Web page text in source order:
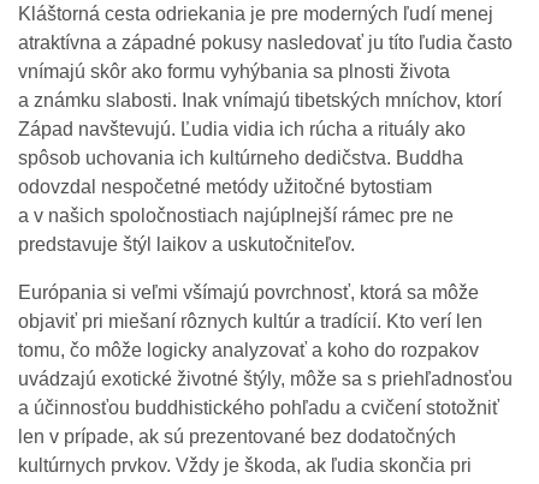
Kláštorná cesta odriekania je pre moderných ľudí menej
atraktívna a západné pokusy nasledovať ju títo ľudia často
vnímajú skôr ako formu vyhýbania sa plnosti života
a známku slabosti. Inak vnímajú tibetských mníchov, ktorí
Západ navštevujú. Ľudia vidia ich rúcha a rituály ako
spôsob uchovania ich kultúrneho dedičstva. Buddha
odovzdal nespočetné metódy užitočné bytostiam
a v našich spoločnostiach najúplnejší rámec pre ne
predstavuje štýl laikov a uskutočniteľov.
Európania si veľmi všímajú povrchnosť, ktorá sa môže
objaviť pri miešaní rôznych kultúr a tradícií. Kto verí len
tomu, čo môže logicky analyzovať a koho do rozpakov
uvádzajú exotické životné štýly, môže sa s priehľadnosťou
a účinnosťou buddhistického pohľadu a cvičení stotožniť
len v prípade, ak sú prezentované bez dodatočných
kultúrnych prvkov. Vždy je škoda, ak ľudia skončia pri